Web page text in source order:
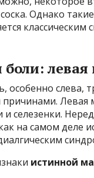
Однако
левая
особенно слева,
Левая
и селезенки.
на самом деле
истинной